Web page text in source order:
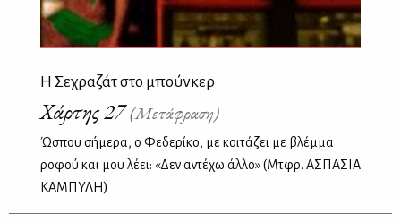
Η Σεχραζάτ στο μπούνκερ
Χάρτης 27(Μετάφραση)
Ώσπου σήμερα, ο Φεδερίκο, με κοιτάζει με βλέμμα
ροφού και μου λέει: «Δεν αντέχω άλλο» (Μτφρ. ΑΣΠΑΣΙΑ
ΚΑΜΠΥΛΗ)